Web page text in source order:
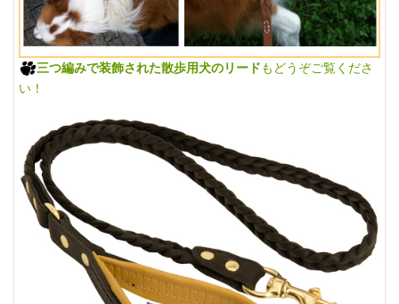
三つ編みで装飾された散歩用犬のリードもどうぞご覧くださ
い！